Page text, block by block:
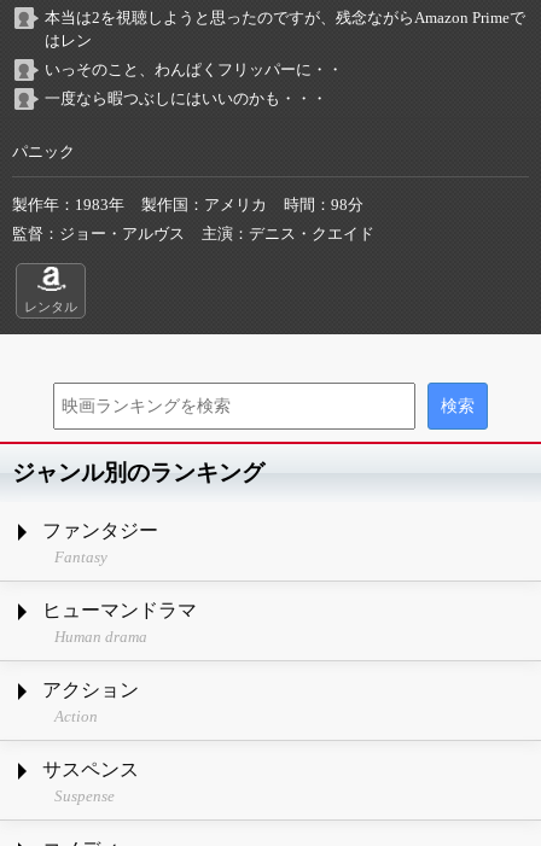
本当は2を視聴しようと思ったのですが、残念ながらAmazon Primeで
はレン
いっそのこと、わんぱくフリッパーに・・
一度なら暇つぶしにはいいのかも・・・
パニック
製作年 1983年 製作国 アメリカ 時間
98分
監督
ジョー・アルヴス 主演 デニス・クエイド
レンタル
ジャンル別のランキング
ファンタジー
Fantasy
ヒューマンドラマ
Human drama
アクション
Action
サスペンス
Suspense